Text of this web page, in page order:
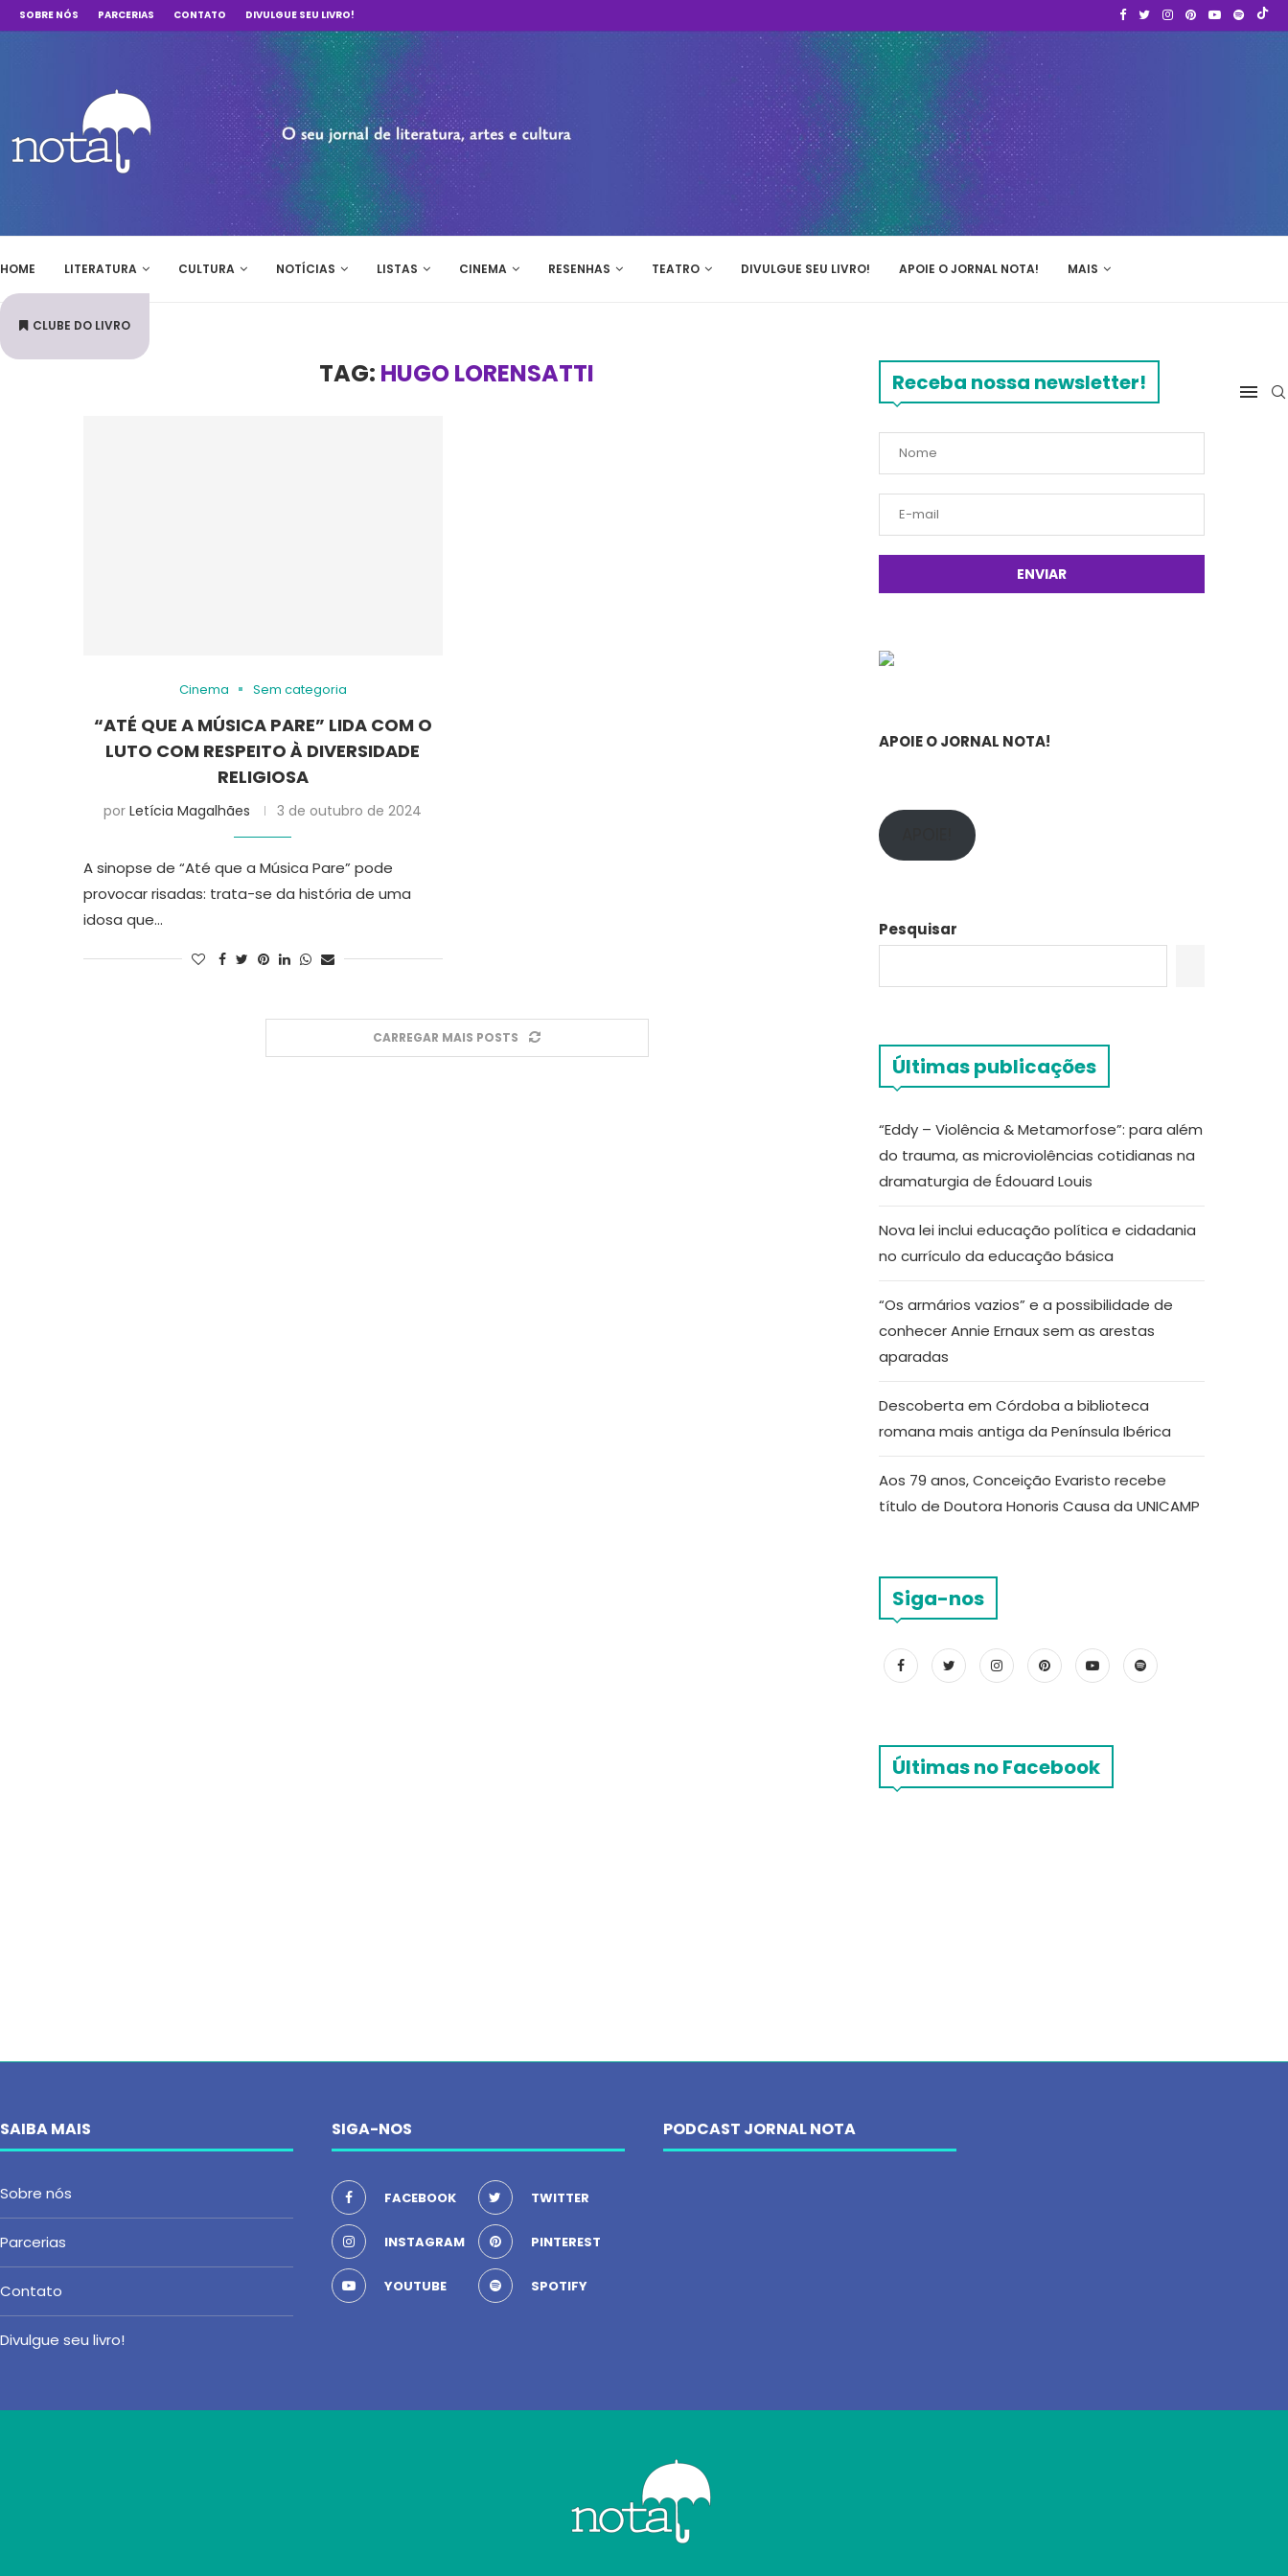
SOBRE NÓS PARCERIAS CONTATO DIVULGUE SEU LIVRO!
HOME LITERATURA CULTURA NOTÍCIAS LISTAS CINEMA RESENHAS TEATRO DIVULGUE SEU LIVRO! APOIE O JORNAL NOTA! MAIS
CLUBE DO LIVRO
TAG: HUGO LORENSATTI
Cinema Sem categoria
“ATÉ QUE A MÚSICA PARE” LIDA COM O
LUTO COM RESPEITO À DIVERSIDADE
RELIGIOSA
porLetícia Magalhães 3 de outubro de 2024
A sinopse de “Até que a Música Pare” pode
provocar risadas: trata-se da história de uma
idosa que…
CARREGAR MAIS POSTS
Receba nossa newsletter!
APOIE O JORNAL NOTA!
Pesquisar
Últimas publicações
“Eddy – Violência & Metamorfose”: para além
do trauma, as microviolências cotidianas na
dramaturgia de Édouard Louis
Nova lei inclui educação política e cidadania
no currículo da educação básica
“Os armários vazios” e a possibilidade de
conhecer Annie Ernaux sem as arestas
aparadas
Descoberta em Córdoba a biblioteca
romana mais antiga da Península Ibérica
Aos 79 anos, Conceição Evaristo recebe
título de Doutora Honoris Causa da UNICAMP
Siga-nos
Últimas no Facebook
SAIBA MAIS
Sobre nós
Parcerias
Contato
Divulgue seu livro!
SIGA-NOS
FACEBOOK TWITTER
INSTAGRAM PINTEREST
YOUTUBE SPOTIFY
PODCAST JORNAL NOTA